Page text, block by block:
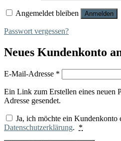
Angemeldet bleiben Anmelden
Passwort vergessen?
Neues Kundenkonto
E-Mail-Adresse *
Ein Link zum Erstellen eines neuen
Adresse gesendet.
Ja, ich möchte ein Kundenkonto
Datenschutzerklärung. *